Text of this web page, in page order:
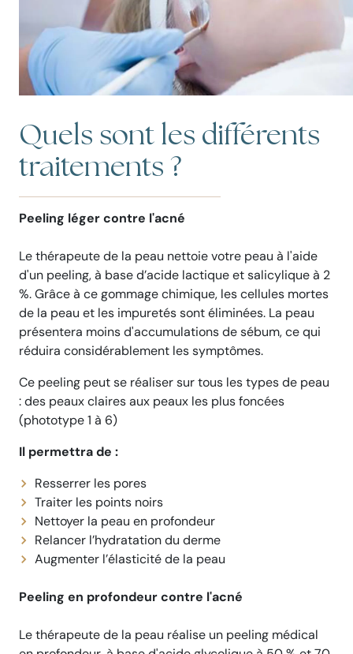
Quels sont les différents
traitements ?
Peeling léger contre l'acné
Le thérapeute de la peau nettoie votre peau à l'aide
d'un peeling, à base d’acide lactique et salicylique à 2
%. Grâce à ce gommage chimique, les cellules mortes
de la peau et les impuretés sont éliminées. La peau
présentera moins d'accumulations de sébum, ce qui
réduira considérablement les symptômes.
Ce peeling peut se réaliser sur tous les types de peau
: des peaux claires aux peaux les plus foncées
(phototype 1 à 6)
Il permettra de :
Resserrer les pores
Traiter les points noirs
Nettoyer la peau en profondeur
Relancer l’hydratation du derme
Augmenter l’élasticité de la peau
Peeling en profondeur contre l'acné
Le thérapeute de la peau réalise un peeling médical